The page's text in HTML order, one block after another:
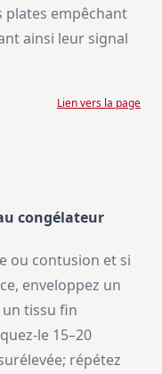
empêchant
ainsi leur signal
Lien vers la page
congélateur
ou contusion et si
enveloppez un
tissu fin
le 15–20
répétez